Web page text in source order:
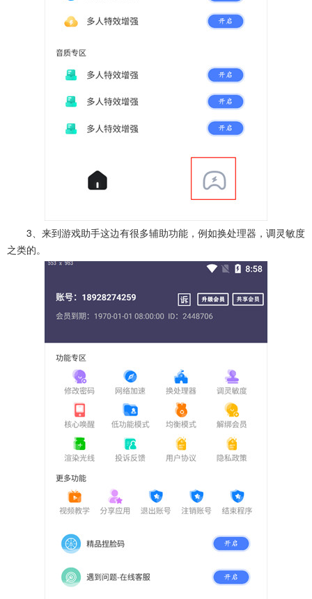
3、来到游戏助手这边有很多辅助功能，例如换处理器，调灵敏度
之类的。